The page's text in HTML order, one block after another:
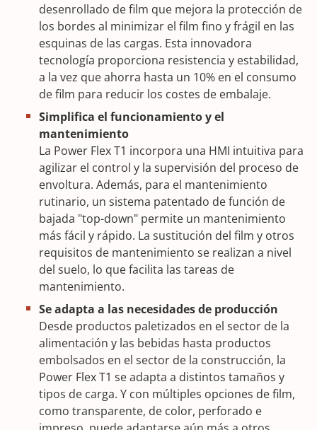
desenrollado de film que mejora la protección de
los bordes al minimizar el film fino y frágil en las
esquinas de las cargas. Esta innovadora
tecnología proporciona resistencia y estabilidad,
a la vez que ahorra hasta un 10% en el consumo
de film para reducir los costes de embalaje.
Simplifica el funcionamiento y el
mantenimiento
La Power Flex T1 incorpora una HMI intuitiva para
agilizar el control y la supervisión del proceso de
envoltura. Además, para el mantenimiento
rutinario, un sistema patentado de función de
bajada "top-down" permite un mantenimiento
más fácil y rápido. La sustitución del film y otros
requisitos de mantenimiento se realizan a nivel
del suelo, lo que facilita las tareas de
mantenimiento.
Se adapta a las necesidades de producción
Desde productos paletizados en el sector de la
alimentación y las bebidas hasta productos
embolsados en el sector de la construcción, la
Power Flex T1 se adapta a distintos tamaños y
tipos de carga. Y con múltiples opciones de film,
como transparente, de color, perforado e